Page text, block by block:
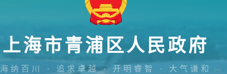
上海市青浦区人民政府
海纳百川 · 追求卓越 · 开明睿智 · 大气谦和